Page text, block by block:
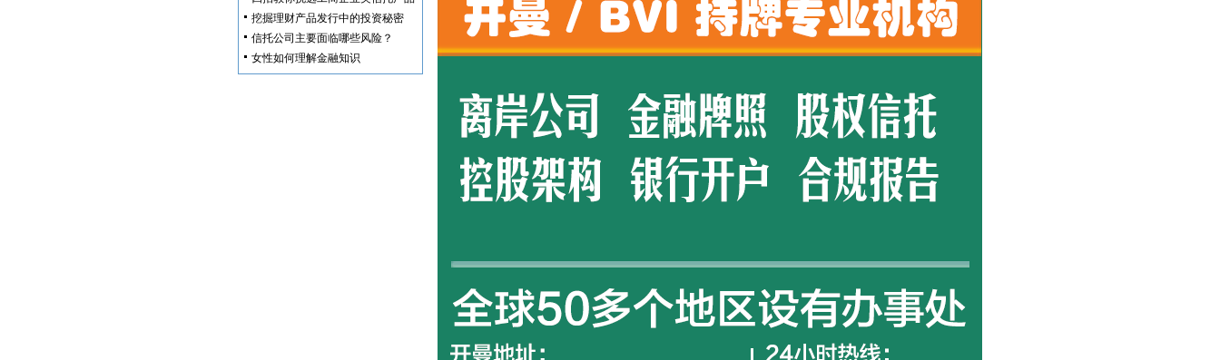
挖掘理财产品发行中的投资秘密
信托公司主要面临哪些风险？
女性如何理解金融知识